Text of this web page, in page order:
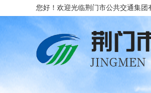
您好！欢迎光临荆门市公共交通集团